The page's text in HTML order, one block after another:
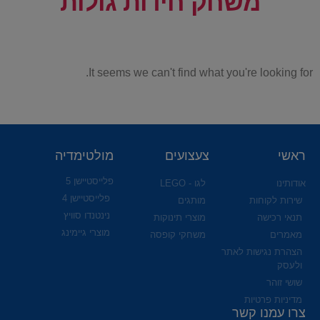
It seems we can't find what you're looking for.
ראשי
אודותינו
שירות לקוחות
תנאי רכישה
מאמרים
הצהרת נגישות לאתר
ולעסק
שושי זוהר
מדיניות פרטיות
צעצועים
לגו - LEGO
מותגים
מוצרי תינוקות
משחקי קופסה
מולטימדיה
פלייסטיישן 5
פלייסטיישן 4
נינטנדו סוויץ
מוצרי גיימינג
צרו עמנו קשר